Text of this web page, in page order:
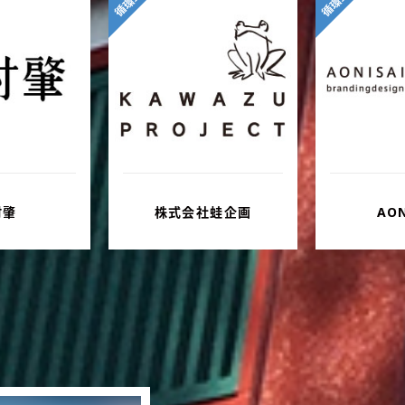
企画 AONISAI 株式会